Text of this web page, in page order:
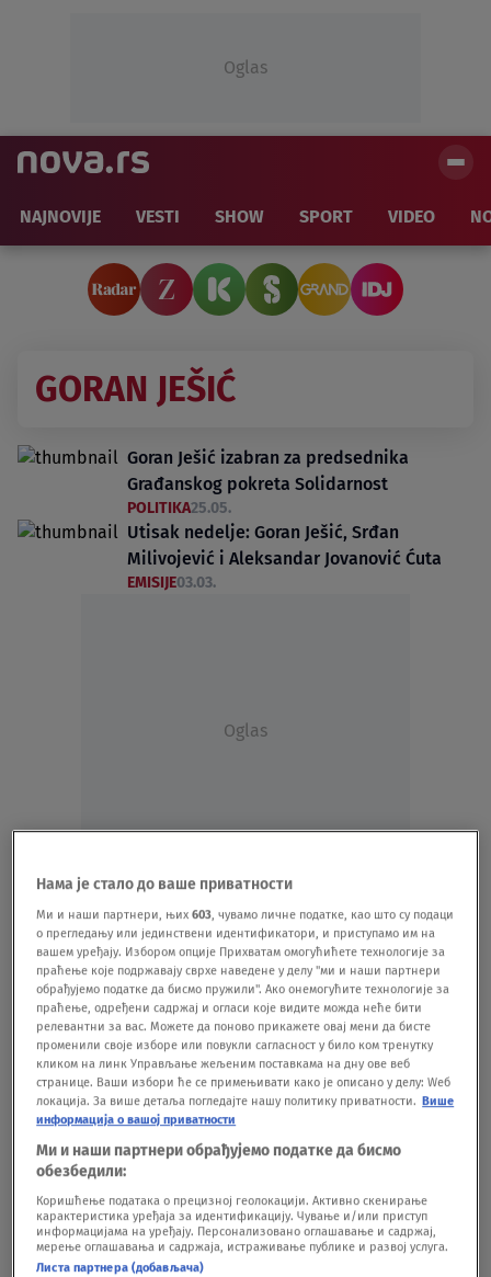
Oglas
NAJNOVIJE VESTI SHOW SPORT VIDEO
GORAN JEŠIĆ
Goran Ješić izabran za predsednika
Građanskog pokreta Solidarnost
POLITIKA25.05.
Utisak nedelje: Goran Ješić, Srđan
Milivojević i Aleksandar Jovanović Ćuta
EMISIJE03.03.
Oglas
"Utisak nedelje": Nekoliko imena sa
studentske liste zaustavilo komunikaciju s
opozicijom
POLITIKA01.03. 5
Podcast DLZ i Goran Ješić: Zapad lovi
naprednjački narko-kartel
PODCAST17.02.
Goran Ješić u DLZ: Da sednemo i vidimo
gde smo
POLITIKA17.02.
Oglas
Нама је стало до ваше приватности
Ми и наши партнери, њих603, чувамо личне податке, као што су подаци
о прегледању или јединствени идентификатори, и приступамо им на
вашем уређају. Избором опције Прихватам омогућићете технологије за
праћење које подржавају сврхе наведене у делу "ми и наши партнери
обрађујемо податке да бисмо пружили". Ако онемогућите технологије за
праћење, одређени садржај и огласи које видите можда неће бити
релевантни за вас. Можете да поново прикажете овај мени да бисте
променили своје изборе или повукли сагласност у било ком тренутку
кликом на линк Управљање жељеним поставкама на дну ове веб
странице. Ваши избори ће се примењивати како је описано у делу: Wеб
локација. За више детаља погледајте нашу политику приватности. Више
информација о вашој приватности
Ми и наши партнери обрађујемо податке да бисмо
обезбедили:
Коришћење података о прецизној геолокацији. Активно скенирање
карактеристика уређаја за идентификацију. Чување и/или приступ
информацијама на уређају. Персонализовано оглашавање и садржај,
мерење оглашавања и садржаја, истраживање публике и развој услуга.
Листа партнера (добављача)